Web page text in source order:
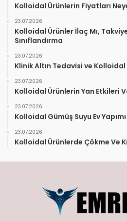
Kolloidal Ürünlerin Fiyatları
23.07.2026
Kolloidal Ürünler İlaç Mı,
Sınıflandırma
23.07.2026
Klinik Altın Tedavisi ve
23.07.2026
Kolloidal Ürünlerin Yan Etkileri
23.07.2026
Kolloidal Gümüş Suyu Ev
23.07.2026
Kolloidal Ürünlerde Çökme Ve